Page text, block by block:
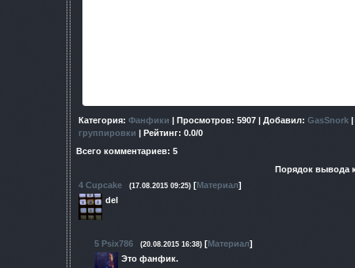
Категория: Фанфики | Просмотров: 5907 | Добавил: GasSnork |
группировки | Рейтинг: 0.0/0
Всего комментариев: 5
Порядок вывода
4 Cupcake (17.08.2015 09:25) [Материал]
del
5 Psix786 (20.08.2015 16:38) [Материал]
Это фанфик.